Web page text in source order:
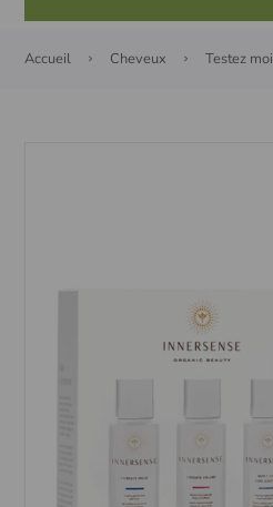
Accueil Cheveux Testez moi